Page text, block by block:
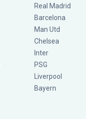
Real Madrid
Barcelona
Man Utd
Chelsea
Inter
PSG
Liverpool
Bayern